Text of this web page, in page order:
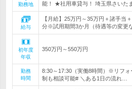
勤務地
能！ ★社用車貸与！ 埼玉県さいた
給与
【月給】25万円～35万円＋諸手当
分※試用期間3か月（待遇等の変更
初年度
年収
350万円～550万円
勤務
時間
8:30～17:30（実働8時間）※リフォ
制も相談可能# ＼ある1日の流れ…